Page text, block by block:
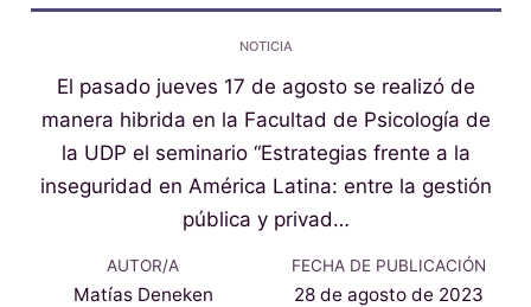
NOTICIA
El pasado jueves 17 de agosto se realizó de
manera hibrida en la Facultad de Psicología de
la UDP el seminario “Estrategias frente a la
inseguridad en América Latina: entre la gestión
pública y privad…
AUTOR/A
Matías Deneken
FECHA DE PUBLICACIÓN
28 de agosto de 2023